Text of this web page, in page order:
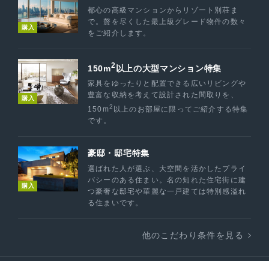
購入
都心の高級マンションからリゾート別荘ま
で。贅を尽くした最上級グレード物件の数々
をご紹介します。
購入
150m2 以上の大型マンション特集
家具をゆったりと配置できる広いリビングや
豊富な収納を考えて設計された間取りを、
150m2 以上のお部屋に限ってご紹介する特集
です。
購入
豪邸・邸宅特集
選ばれた人が選ぶ、大空間を活かしたプライ
バシーのある住まい。名の知れた住宅街に建
つ豪奢な邸宅や華麗な一戸建ては特別感溢れ
る住まいです。
他のこだわり条件を見る